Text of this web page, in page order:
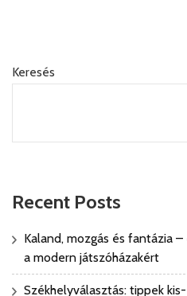
Keresés
Recent Posts
Kaland, mozgás és fantázia
a modern játszóházakért
Székhelyválasztás: tippek